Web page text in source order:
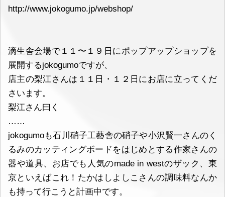
http://www.jokogumo.jp/webshop/
滴生舎会場で１１〜１９日にポップアップショップを
展開するjokogumoですが、
店主の梨江さんは１１日・１２日にお店に立ってくだ
さいます。
梨江さん曰く
……
jokogumoも石川硝子工藝舎の硝子や小沢賢一さんのく
るみのカッティングボードをはじめとする作家さんの
器や道具、お店でも人気のmade in westのザック、東
京といえばこれ！たかはしよしこさんの調味料なんか
も持って行こうと計画中です。